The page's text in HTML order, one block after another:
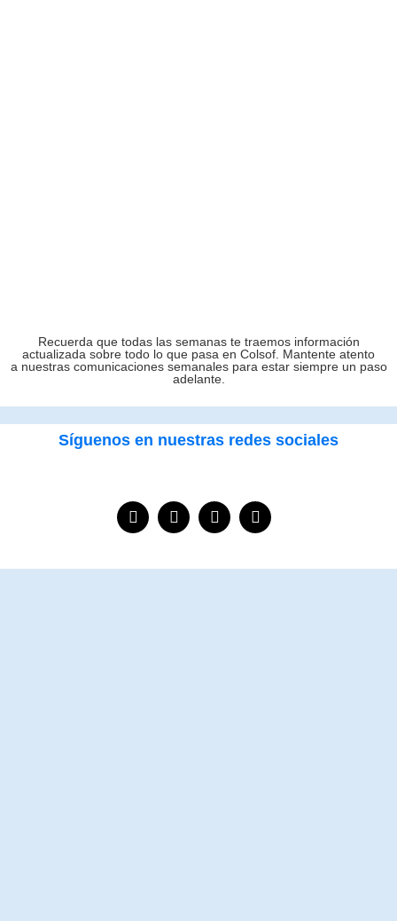
Recuerda que todas las semanas te traemos información
actualizada sobre todo lo que pasa en Colsof. Mantente atento
a nuestras comunicaciones semanales para estar siempre un paso
adelante.
Síguenos en nuestras redes sociales